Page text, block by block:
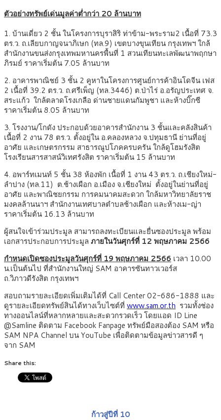
ตัวอย่างทรัพย์เด่นมูลค่าต่ำกว่า 20 ล้านบาท
1. บ้านเดี่ยว 2 ชั้น ในโครงการบุราสิริ ท่าข้าม-พระราม2 เนื้อที่ 73.3
ตร.ว. ถ.เลียบกาญจนาภิเษก (ทล.9) เขตบางขุนเทียน กรุงเทพฯ ใกล้
สำนักงานขนส่งกรุงเทพมหานครพื้นที่ 1 สวนเทียนทะเลพัฒนาพฤกษา
ภิรมย์ ราคาเริ่มต้น 7.05 ล้านบาท
2. อาคารพาณิชย์ 3 ชั้น 2 คูหาในโครงการศูนย์การค้าอินโดจีน เฟส
2 เนื้อที่ 39.2 ตร.ว. ถ.ศรีเพ็ญ (ทล.3446) ต.ป่าไร่ อ.อรัญประเทศ จ.
สระแก้ว ใกล้ตลาดโรงเกลือ ด่านชายแดนกัมพูชา และห้างบิ๊กซี
ราคาเริ่มต้น 8.05 ล้านบาท
3. โรงงาน/โกดัง ประกอบด้วยอาคารสำนักงาน 3 ชั้นและคลังสินค้า
เนื้อที่ 2 งาน 78 ตร.ว. ตั้งอยู่ใน อ.คลองหลวง จ.ปทุมธานี ย่านที่อยู่
อาศัย และเกษตรกรรม สาธารณูปโภคครบครัน ใกล้ดูโฮมรังสิต
โรงเรียนสารสาสน์วิเทศรังสิต ราคาเริ่มต้น 15 ล้านบาท
4. อพาร์ทเมนท์ 5 ชั้น 38 ห้องพัก เนื้อที่ 1 งาน 43 ตร.ว. ถ.เชียงใหม่-
ลำปาง (ทล.11) ต.ช้างเผือก อ.เมือง จ.เชียงใหม่ ตั้งอยู่ในย่านที่อยู่
อาศัย และพาณิชยกรรม การคมนาคมสะดวก ใกล้มหาวิทยาลัยราช
มงคลล้านนาฯ สำนักงานเทศบาลตำบลช้างเผือก และห้างเม-ญ่า
ราคาเริ่มต้น 16.13 ล้านบาท
ผู้สนใจเข้าร่วมประมูล สามารถลงทะเบียนและยื่นซองประมูล พร้อม
เอกสารประกอบการประมูล ภายในวันศุกร์ที่ 12 พฤษภาคม 2566
กำหนดเปิดซองประมูลวันศุกร์ที่ 19 พฤษภาคม 2566 เวลา 10.00
น.เป็นต้นไป ที่สำนักงานใหญ่ SAM อาคารซันทาวเวอร์ส
ถ.วิภาวดีรังสิต กรุงเทพฯ
สอบถามรายละเอียดเพิ่มเติมได้ที่ Call Center 02-686-1888 และ
ดูรายละเอียดทรัพย์สินได้ทางเว็บไซต์ที่ www.sam.or.th รวมทั้งช่อง
ทางออนไลน์ที่หลากหลายและสะดวกรวดเร็ว โดยแอด ID Line
@Samline ติดตาม Facebook Fanpage ทรัพย์มือสองต้อง SAM หรือ
SAM NPA Channel บน YouTube เพื่อติดตามข้อมูลข่าวสารดี ๆ
จาก SAM
Share this:
ก้าวสู่ปีที่ 10